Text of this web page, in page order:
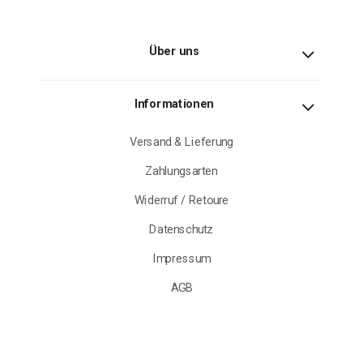
Über uns
Informationen
Versand & Lieferung
Zahlungsarten
Widerruf / Retoure
Datenschutz
Impressum
AGB